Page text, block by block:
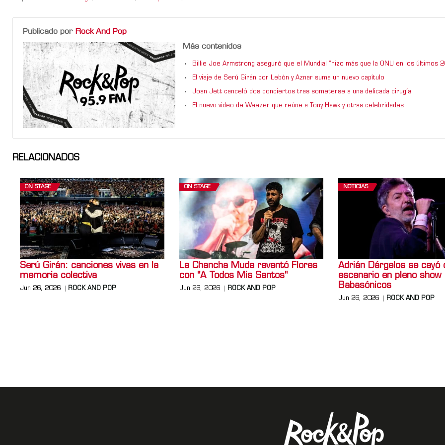
Publicado por Rock And Pop
Más contenidos
Billie Joe Armstrong aseguró que el Mundial “hizo más que la ONU en los últimos
El viaje de Serú Girán por Lebón y Aznar suma un nuevo capítulo
Joan Jett canceló dos conciertos tras someterse a una delicada cirugía
El nuevo video de Weezer que reúne a Tony Hawk y otras celebridades
RELACIONADOS
ON STAGE
Serú Girán: canciones vivas en la
memoria colectiva
Jun 26, 2026 ROCK AND POP
ON STAGE
La Chancha Muda reventó Flores
con "A Todos Mis Santos"
Jun 26, 2026 ROCK AND POP
NOTICIAS
Adrián Dárgelos se cayó
escenario en pleno show
Babasónicos
Jun 26, 2026 ROCK AND POP